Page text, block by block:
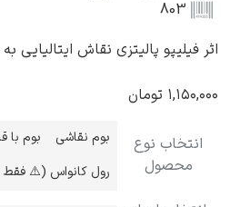
ادوارد مونک
پالیتزی نقاش ایتالیایی به سال ۱۸۵۸ میلادی
تومان
نوع
بوم نقاشی
بوم با قاب چوبی
رول کانواس (⚠️ فقط چاپ)